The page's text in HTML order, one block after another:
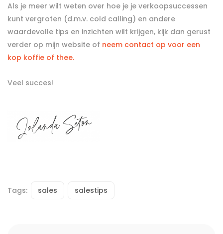
Als je meer wilt weten over hoe je je verkoopsuccessen
kunt vergroten (d.m.v. cold calling) en andere
waardevolle tips en inzichten wilt krijgen, kijk dan gerust
verder op mijn website of neem contact op voor een
kop koffie of thee.
Veel succes!
Tags: sales salestips